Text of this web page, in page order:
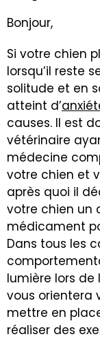
Bonjour,
Si votre chien
lorsqu’il reste
solitude et en
atteint d’
causes. Il est
vétérinaire
médecine
votre chien et
après quoi il
votre chien un
médicament
Dans tous les
lumière lors de
vous orientera
mettre en
réaliser des